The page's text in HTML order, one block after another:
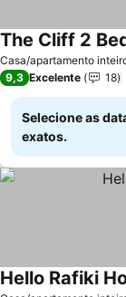
Casa/apartamento
The Cliff 2
9,3 Excelente 18
Selecione as
exatos.
Hello Rafiki